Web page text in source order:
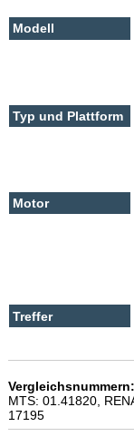
Vergleichsnummern:
MTS: 01.41820,
17195